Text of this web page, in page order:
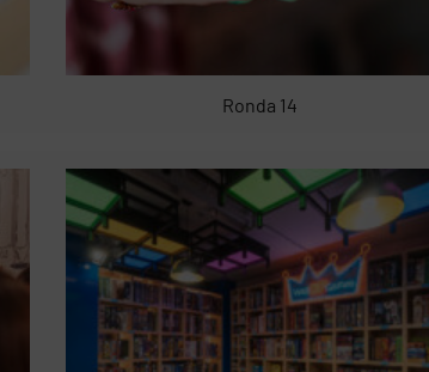
Ronda 14